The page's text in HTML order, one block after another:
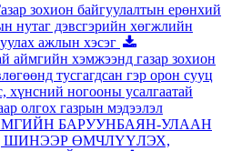
зохион байгуулалтын ерөнхий
нутаг дэвсгэрийн хөгжлийн
ажлын хэсэг
аймгийн хэмжээнд газар зохион
тусгагдсан гэр орон сууц
хүнсний ногооны усалгаатай
олгох газрын мэдээлэл
БАРУУНБАЯН-УЛААН
ШИНЭЭР ӨМЧЛҮҮЛЭХ,